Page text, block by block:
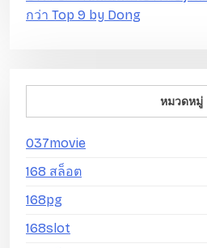
กว่า Top 9 by Dong
หมวดหมู่
037movie
168 สล็อต
168pg
168slot